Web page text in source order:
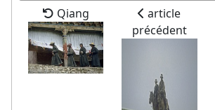
Qiang
article
précédent